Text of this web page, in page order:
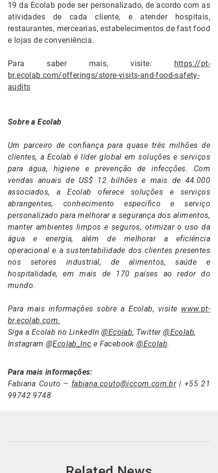
19 da Ecolab pode ser personalizado, de acordo com as
atividades de cada cliente, e atender hospitais,
restaurantes, mercearias, estabelecimentos de fast food
e lojas de conveniência.
Para saber mais, visite:
https://pt-
br.ecolab.com/offerings/store-visits-and-food-safety-
audits
Sobre a Ecolab
Um parceiro de confiança para quase três milhões de
clientes, a Ecolab é líder global em soluções e serviços
para água, higiene e prevenção de infecções. Com
vendas anuais de US$ 12 bilhões e mais de 44.000
associados, a Ecolab oferece soluções e serviços
abrangentes, conhecimento específico e serviço
personalizado para melhorar a segurança dos alimentos,
manter ambientes limpos e seguros, otimizar o uso da
água e energia, além de melhorar a eficiência
operacional e a sustentabilidade dos clientes presentes
nos setores industrial, de alimentos, saúde e
hospitalidade, em mais de 170 países ao redor do
mundo.
Para mais informações sobre a Ecolab, visite www.pt-
br.ecolab.com.
Siga a Ecolab no LinkedIn@Ecolab, Twitter@Ecolab,
Instagram @Ecolab_Inc e Facebook@Ecolab.
Para mais informações:
Fabiana Couto – fabiana.couto@iccom.com.br| +55 21
99742 9748